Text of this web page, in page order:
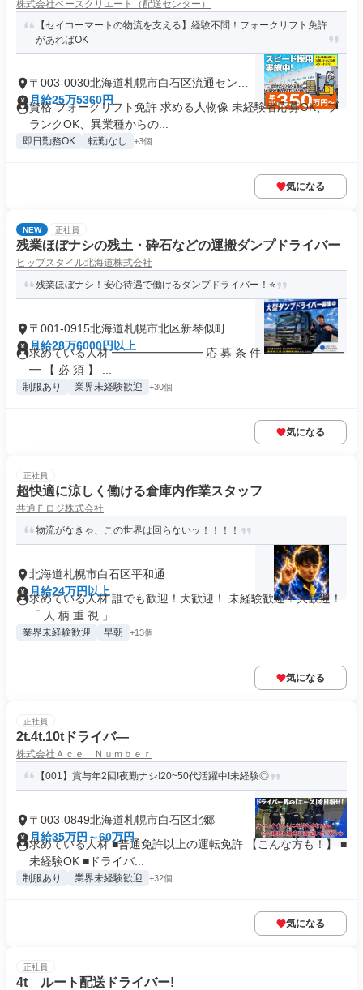
株式会社ベースクリエート（配送センター）
【セイコーマートの物流を支える】経験不問！フォークリフト免許
があればOK
〒003-0030北海道札幌市白石区流通センタ
ー
月給25万5360円
資格 フォークリフト免許 求める人物像 未経験者応募OK、ブ
ランクOK、異業種からの...
即日勤務OK 転勤なし +3個
気になる
NEW 正社員
残業ほぼナシの残土・砕石などの運搬ダンプドライバー
ヒップスタイル北海道株式会社
残業ほぼナシ！安心待遇で働けるダンプドライバー！⭐
〒001-0915北海道札幌市北区新琴似町
月給28万6000円以上
求めている人材 ━━━━━━━━ 応 募 条 件 ━━━━━━━
━ 【 必 須 】 ...
制服あり 業界未経験歓迎 +30個
気になる
正社員
超快適に涼しく働ける倉庫内作業スタッフ
共通Ｆロジ株式会社
物流がなきゃ、この世界は回らないッ！！！！
北海道札幌市白石区平和通
月給24万円以上
求めている人材 誰でも歓迎！大歓迎！ 未経験歓迎！大歓迎！
「 人 柄 重 視 」 ...
業界未経験歓迎 早朝 +13個
気になる
正社員
2t.4t.10tドライバ―
株式会社Ａｃｅ Ｎｕｍｂｅｒ
【001】賞与年2回!夜勤ナシ!20~50代活躍中!未経験◎
〒003-0849北海道札幌市白石区北郷
月給35万円～60万円
求めている人材 ■普通免許以上の運転免許 【こんな方も！】 ■
未経験OK ■ドライバ...
制服あり 業界未経験歓迎 +32個
気になる
正社員
4t ルート配送ドライバー!